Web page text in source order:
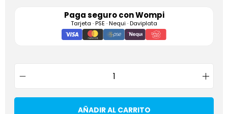
Paga seguro conWompi
Tarjeta · PSE · Nequi · Daviplata
AÑADIR AL CARRITO